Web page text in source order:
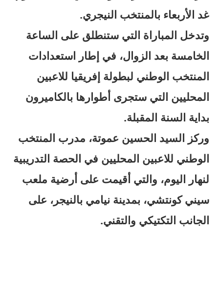
غد الأربعاء بالمنتخب النيجري.
وتدخل المباراة التي ستنطلق على الساعة
الخامسة بعد الزوال، في إطار استعدادات
المنتخب الوطني لبطولة إفريقيا للاعبين
المحليين التي ستجرى أطوارها بالكاميرون
بداية السنة المقبلة.
وركز السيد الحسين عموتة، مدرب المنتخب
الوطني للاعبين المحليين في الحصة التدريبية
لنهار اليوم، والتي أقيمت على أرضية ملعب
سيني كونتشي، بمدينة نيامي بالنيجر، على
الجانب التكتيكي والتقني.